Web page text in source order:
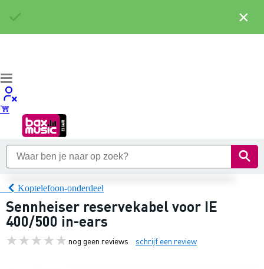
Koptelefoon-onderdeel
Sennheiser reservekabel voor IE
400/500 in-ears
nog geen reviews schrijf een review
×